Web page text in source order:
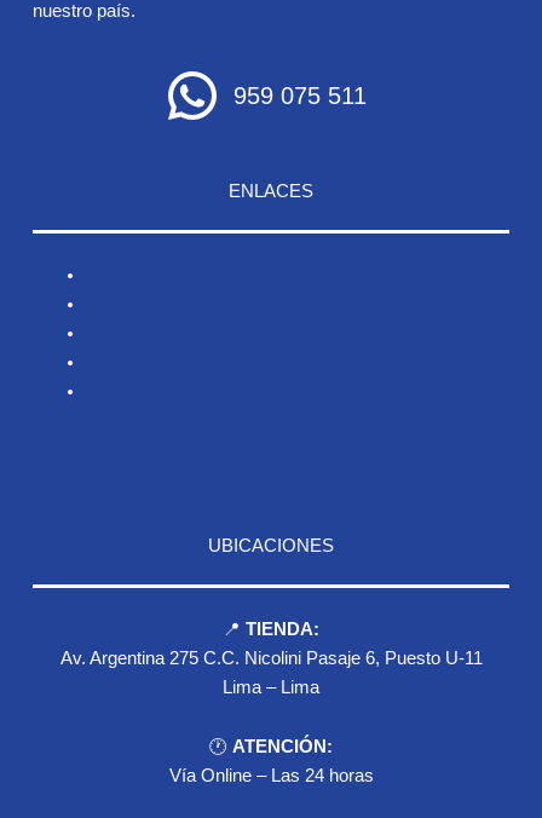
nuestro país.
959 075 511
ENLACES
UBICACIONES
📍 TIENDA:
Av. Argentina 275 C.C. Nicolini Pasaje 6, Puesto U-11
Lima – Lima
🕐 ATENCIÓN:
Vía Online – Las 24 horas